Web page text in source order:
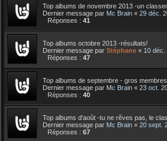
Top albums de novembre 2013 -un
Dernier message par Mc Brain « 29 déc.
Réponses : 41
Top albums octobre 2013 -résultats!
Dernier message par Stéphane « 10 déc.
Réponses : 47
Top albums de septembre - gros
Dernier message par Mc Brain « 23 oct.
Réponses : 40
Top albums d'août -tu ne rêves pas, le
Dernier message par Mc Brain « 20 sept.
Réponses : 67